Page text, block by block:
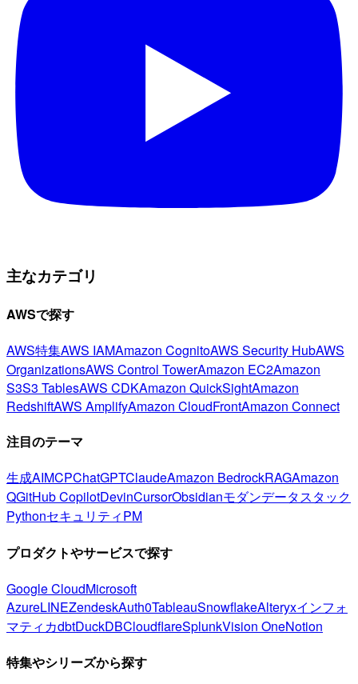
主なカテゴリ
AWSで探す
AWS特集AWS IAMAmazon CognitoAWS Security HubAWS
OrganizationsAWS Control TowerAmazon EC2Amazon
S3S3 TablesAWS CDKAmazon QuickSightAmazon
RedshiftAWS AmplifyAmazon CloudFrontAmazon Connect
注目のテーマ
生成AIMCPChatGPTClaudeAmazon BedrockRAGAmazon
QGitHub CopilotDevinCursorObsidianモダンデータスタック
PythonセキュリティPM
プロダクトやサービスで探す
Google CloudMicrosoft
AzureLINEZendeskAuth0TableauSnowflakeAlteryxインフォ
マティカdbtDuckDBCloudflareSplunkVision OneNotion
特集やシリーズから探す